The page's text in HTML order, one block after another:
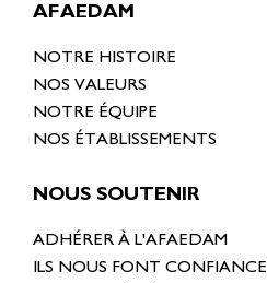
AFAEDAM
NOTRE HISTOIRE
NOS VALEURS
NOTRE ÉQUIPE
NOS ÉTABLISSEMENTS
NOUS SOUTENIR
ADHÉRER À L'AFAEDAM
ILS NOUS FONT CONFIANCE